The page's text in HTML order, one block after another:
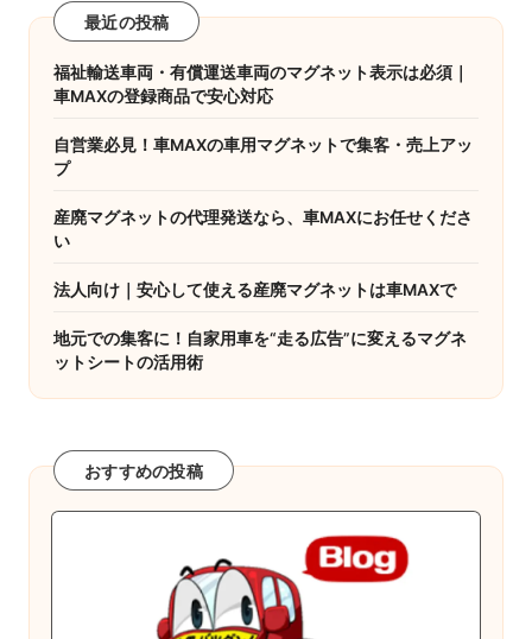
の
ペ
ー
ジ
送
り
最近の投稿
福祉輸送車両・有償運送車両のマグネット表示は必須｜
車MAXの登録商品で安心対応
自営業必見！車MAXの車用マグネットで集客・売上アッ
プ
産廃マグネットの代理発送なら、車MAXにお任せくださ
い
法人向け｜安心して使える産廃マグネットは車MAXで
地元での集客に！自家用車を“走る広告”に変えるマグネ
ットシートの活用術
おすすめの投稿